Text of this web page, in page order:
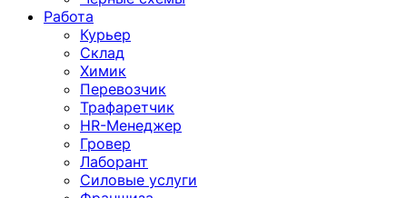
Работа
Курьер
Склад
Химик
Перевозчик
Трафаретчик
HR-Менеджер
Гровер
Лаборант
Силовые услуги